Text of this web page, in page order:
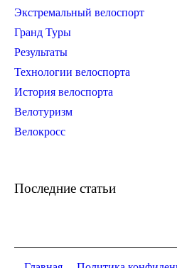
Экстремальный велоспорт
Гранд Туры
Результаты
Технологии велоспорта
История велоспорта
Велотуризм
Велокросс
Последние статьи